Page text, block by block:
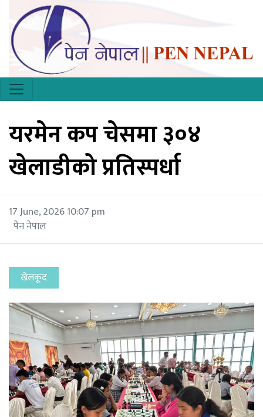
यरमेन कप चेसमा ३०४
खेलाडीको प्रतिस्पर्धा
17 June, 2026 10:07 pm
पेन नेपाल
खेलकूद